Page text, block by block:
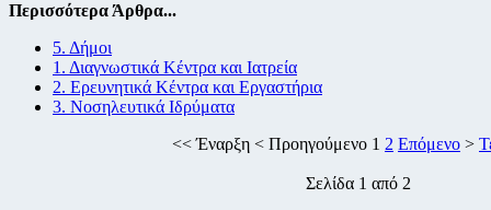
Περισσότερα Άρθρα...
5. Δήμοι
1. Διαγνωστικά Κέντρα και Ιατρεία
2. Ερευνητικά Κέντρα και Εργαστήρια
3. Νοσηλευτικά Ιδρύματα
<<Έναρξη < Προηγούμενο 1 2 Επόμενο >
Σελίδα 1 από 2